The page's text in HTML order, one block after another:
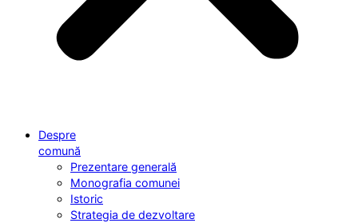
Despre
comună
Prezentare generală
Monografia comunei
Istoric
Strategia de dezvoltare